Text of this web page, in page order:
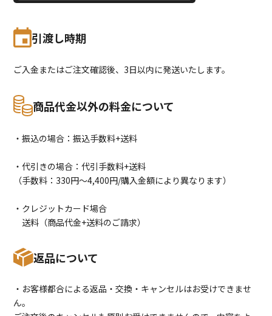
引渡し時期
ご入金またはご注文確認後、3日以内に発送いたします。
商品代金以外の料金について
・振込の場合：振込手数料+送料
・代引きの場合：代引手数料+送料
（手数料：330円〜4,400円/購入金額により異なります）
・クレジットカード場合
送料（商品代金+送料のご請求）
返品について
・お客様都合による返品・交換・キャンセルはお受けできませ
ん。